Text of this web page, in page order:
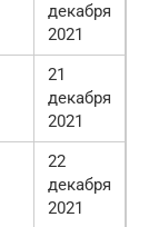
декабря
2021
21
декабря
2021
22
декабря
2021